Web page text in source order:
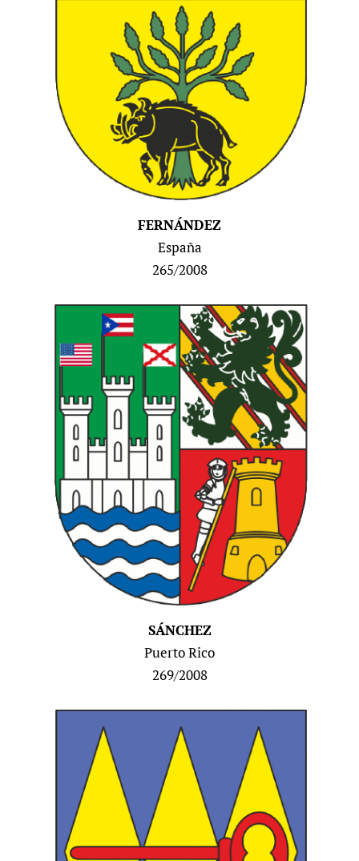
FERNÁNDEZ
España
265/2008
SÁNCHEZ
Puerto Rico
269/2008